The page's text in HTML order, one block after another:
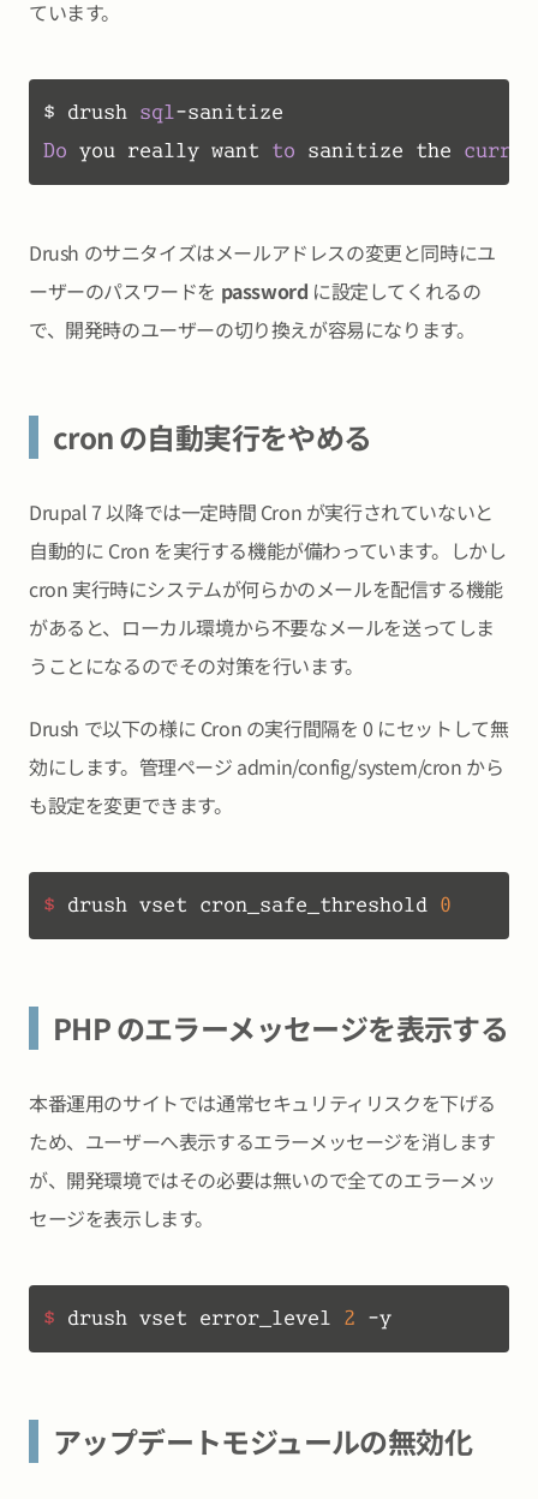
ています。
$ drush sql
Do you really want to sanitize the
Drush のサニタイズはメールアドレスの変更と同時にユ
ーザーのパスワードを password に設定してくれるの
で、開発時のユーザーの切り換えが容易になります。
cron の自動実行をやめる
Drupal 7 以降では一定時間 Cron が実行されていないと
自動的に Cron を実行する機能が備わっています。しかし
cron 実行時にシステムが何らかのメールを配信する機能
があると、ローカル環境から不要なメールを送ってしま
うことになるのでその対策を行います。
Drush で以下の様に Cron の実行間隔を 0 にセットして無
効にします。管理ページ admin/config/system/cron から
も設定を変更できます。
$ drush vset cron_safe_threshold 0
PHP のエラーメッセージを表示する
本番運用のサイトでは通常セキュリティリスクを下げる
ため、ユーザーへ表示するエラーメッセージを消します
が、開発環境ではその必要は無いので全てのエラーメッ
セージを表示します。
$ drush vset error_level 2 -y
アップデートモジュールの無効化